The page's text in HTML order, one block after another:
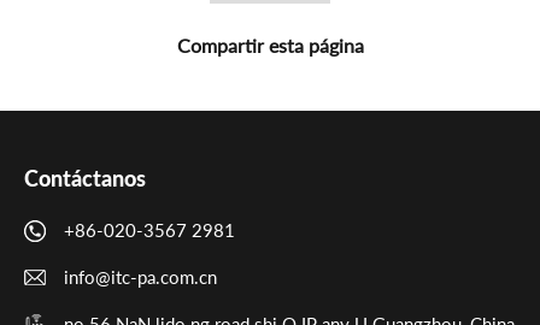
Compartir esta página
Contáctanos
+86-020-3567 2981
info@itc-pa.com.cn